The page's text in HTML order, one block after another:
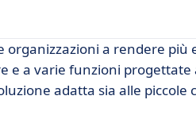
organizzazioni a rendere
e a varie funzioni
adatta sia alle piccole